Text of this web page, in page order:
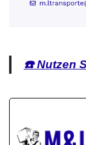
☎️ Nutzen